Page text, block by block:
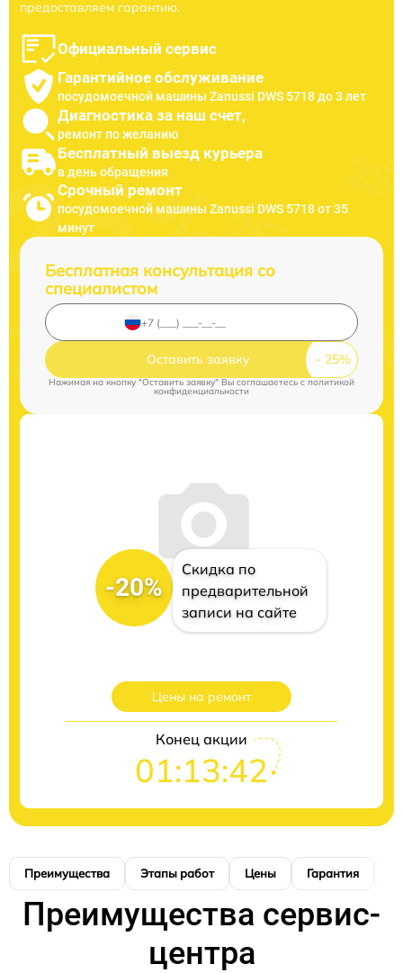
предоставляем гарантию.
Официальный сервис
Гарантийное обслуживание
посудомоечной машины Zanussi DWS 5718 до 3 лет
Диагностика за наш счет,
ремонт по желанию
Бесплатный выезд курьера
в день обращения
Срочный ремонт
посудомоечной машины Zanussi DWS 5718 от 35
минут
Бесплатная консультация со
специалистом
Оставить заявку
Нажимая на кнопку "Оставить заявку" Вы соглашаетесь cполитикой
конфиденциальности
-20%
Скидка по
предварительной
записи на сайте
Цены на ремонт
Конец акции
01:13:41
Преимущества Этапы работ Цены Гарантия
Преимущества сервис-
центра